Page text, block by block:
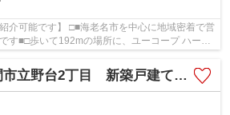
介可能です】 □■海老名市を中心に地域密着で営
す■□歩いて192mの場所に、ユーコープ ハーモ
野台2丁目 新築戸建て 全3棟【仲介手数料無料】